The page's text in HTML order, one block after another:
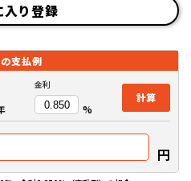
入り登録
支払例
金利
%
計算
円